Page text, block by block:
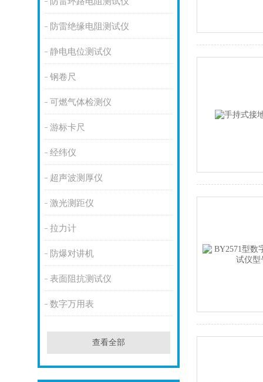
防雷绝缘电阻测试仪
静电电位测试仪
钢卷尺
可燃气体检测仪
游标卡尺
经纬仪
超声波测厚仪
激光测距仪
拉力计
防爆对讲机
表面阻抗测试仪
数字万用表
查看全部